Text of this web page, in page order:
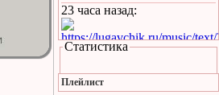
23 часа назад:
https://lugavchik.ru/music/
Pesnya-besprizornika.html
Статистика
Плейлист